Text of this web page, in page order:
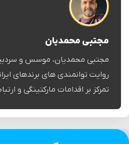
مجتبی محمدیان
مجتبی محمدیان، موسس و
روایت توانمندی های برندهای
تمرکز بر اقدامات مارکتینگی و